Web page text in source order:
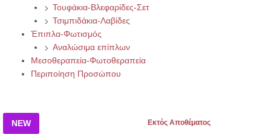
Τουφάκια-Βλεφαρίδες-Σετ
Τσιμπιδάκια-Λαβίδες
Έπιπλα-Φωτισμός
Αναλώσιμα επίπλων
Μεσοθεραπεία-Φωτοθεραπεία
Περιποίηση Προσώπου
NEW Εκτός Αποθέματος